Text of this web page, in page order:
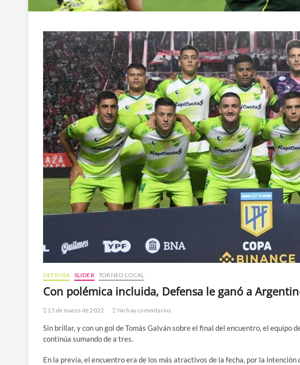
DEFENSA SLIDER TORNEO LOCAL
Con polémica incluida, Defensa le ganó a
15 de marzo de 2022 No hay comentarios
Sin brillar, y con un gol de Tomás Galván sobre el final del encuentro, el equipo
continúa sumando de a tres.
En la previa, el encuentro era de los más atractivos de la fecha, por la intención